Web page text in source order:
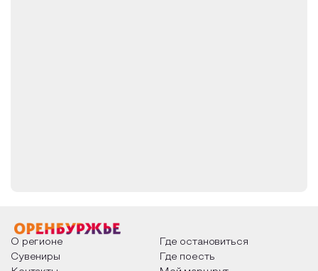
О регионе
Где остановиться
Сувениры
Где поесть